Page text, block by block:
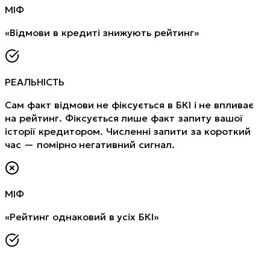
МІФ
«Відмови в кредиті знижують рейтинг»
РЕАЛЬНІСТЬ
Сам факт відмови не фіксується в БКІ і не впливає
на рейтинг. Фіксується лише факт запиту вашої
історії кредитором. Численні запити за короткий
час — помірно негативний сигнал.
МІФ
«Рейтинг однаковий в усіх БКІ»